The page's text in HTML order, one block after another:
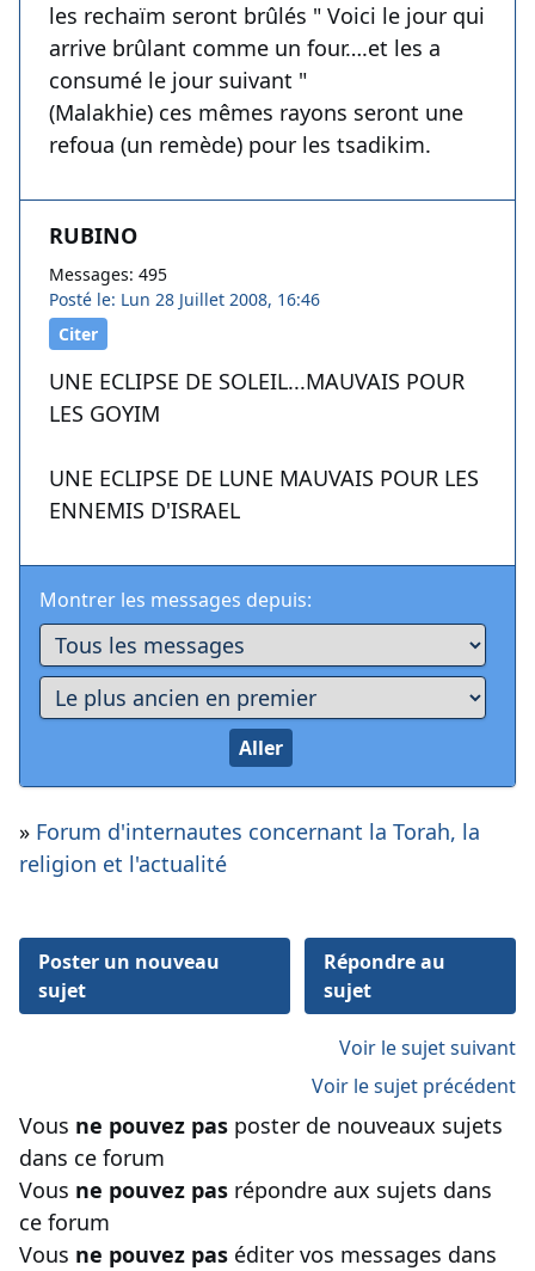
les rechaïm seront brûlés " Voici le jour qui
arrive brûlant comme un four….et les a
consumé le jour suivant "
(Malakhie) ces mêmes rayons seront une
refoua (un remède) pour les tsadikim.
RUBINO
Messages: 495
Posté le: Lun 28 Juillet 2008, 16:46
Citer
UNE ECLIPSE DE SOLEIL...MAUVAIS POUR
LES GOYIM
UNE ECLIPSE DE LUNE MAUVAIS POUR LES
ENNEMIS D'ISRAEL
Montrer les messages depuis:
» Forum d'internautes concernant la Torah, la
religion et l'actualité
Poster un nouveau
sujet
Répondre au
sujet
Voir le sujet suivant
Voir le sujet précédent
Vous ne pouvez pas poster de nouveaux sujets
dans ce forum
Vous ne pouvez pas répondre aux sujets dans
ce forum
Vous ne pouvez pas éditer vos messages dans